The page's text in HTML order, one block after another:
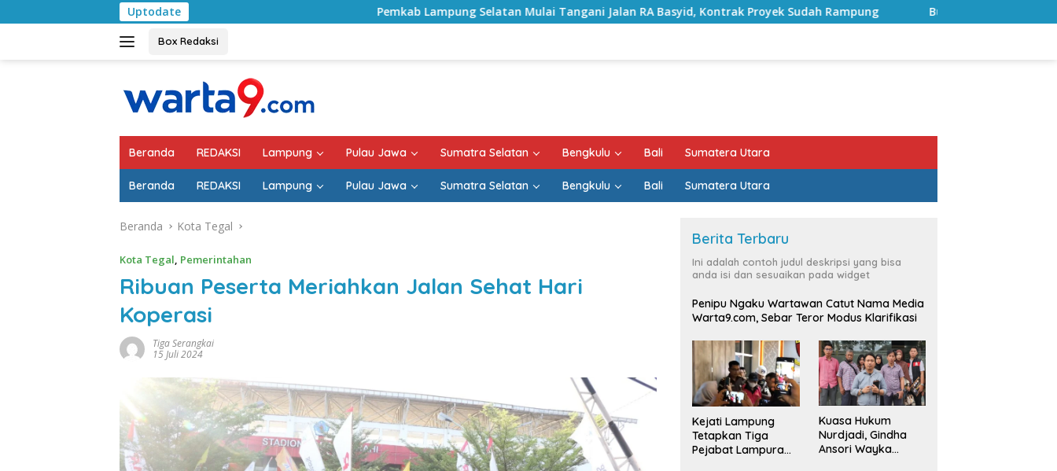
ke
Uptodate Pemkab Lampung Selatan Mulai Tangani Jalan RA Basyid, Kontrak Proyek Sudah Rampung Bulan Kemerdekaan, Bupati Lampung Selatan
Box Redaksi
Beranda REDAKSI Lampung Pulau Jawa Sumatra Selatan Bengkulu Bali Sumatera Utara
Beranda REDAKSI Lampung Pulau Jawa Sumatra Selatan Bengkulu Bali Sumatera Utara
Beranda Kota Tegal
Kota Tegal, Pemerintahan
Ribuan Peserta Meriahkan Jalan Sehat Hari
Koperasi
Tiga Serangkai
15 Juli 2024
Berita Terbaru
Ini adalah contoh judul deskripsi yang bisa
anda isi dan sesuaikan pada widget
Penipu Ngaku Wartawan Catut Nama Media
Warta9.com, Sebar Teror Modus Klarifikasi
Kejati Lampung
Tetapkan Tiga
Pejabat Lampura
Kuasa Hukum
Nurdjadi, Gindha
Ansori Wayka